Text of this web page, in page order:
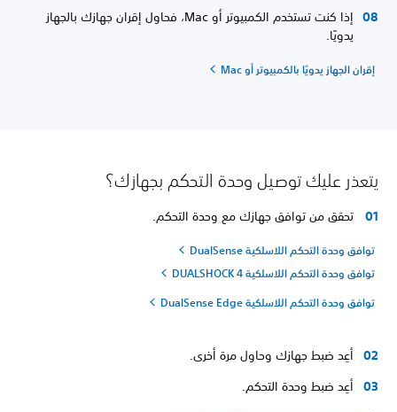
إذا كنت تستخدم الكمبيوتر أو Mac، فحاول إقران جهازك بالجهاز
يدويًا.
إقران الجهاز يدويًا بالكمبيوتر أو Mac
يتعذر عليك توصيل وحدة التحكم بجهازك؟
تحقق من توافق جهازك مع وحدة التحكم.
توافق وحدة التحكم اللاسلكية DualSense
توافق وحدة التحكم اللاسلكية DUALSHOCK 4
توافق وحدة التحكم اللاسلكية DualSense Edge
أعِد ضبط جهازك وحاول مرة أخرى.
أعِد ضبط وحدة التحكم.